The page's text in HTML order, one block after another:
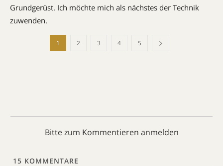
Grundgerüst. Ich möchte mich als nächstes der Technik
zuwenden.
1 2 3 4 5
Bitte zum Kommentieren anmelden
15 KOMMENTARE